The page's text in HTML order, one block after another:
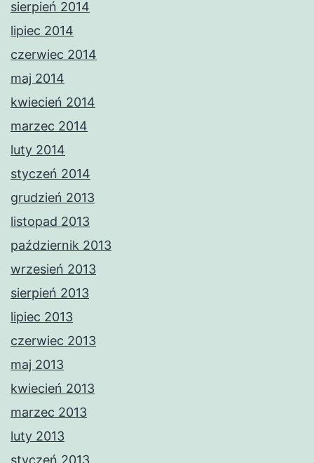
sierpień 2014
lipiec 2014
czerwiec 2014
maj 2014
kwiecień 2014
marzec 2014
luty 2014
styczeń 2014
grudzień 2013
listopad 2013
październik 2013
wrzesień 2013
sierpień 2013
lipiec 2013
czerwiec 2013
maj 2013
kwiecień 2013
marzec 2013
luty 2013
styczeń 2013